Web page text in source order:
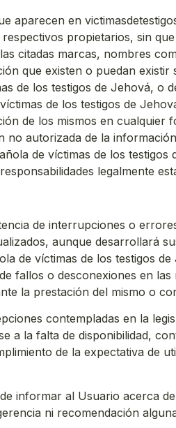
aparecen en
propietarios, sin
citadas marcas, nombres
que existen o puedan existir
de los testigos de Jehová, o
de los testigos de
de los mismos en cualquier
autorizada de la
de víctimas de los
legalmente
de interrupciones o
aunque desarrollará
de víctimas de los testigos
fallos o desconexiones en las
la prestación del mismo o
contempladas en la
a la falta de disponibilidad,
de la expectativa de
informar al Usuario acerca
ni recomendación